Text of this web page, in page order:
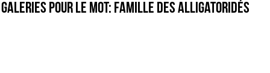
Galeries pour le mot: Famille des Alligatoridés